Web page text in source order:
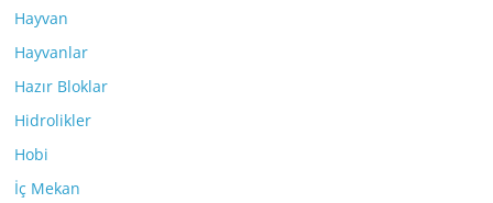
Hayvan
Hayvanlar
Hazır Bloklar
Hidrolikler
Hobi
İç Mekan